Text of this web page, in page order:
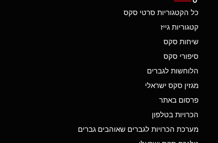
כל הקטגוריות סרטי סקס
קטגוריות גייז
שיחות סקס
סיפורי סקס
הלוחשות לגברים
מגזין סקס ישראלי
פרסום באתר
הכרויות בטלפון
מערכת הכרויות לגברים שאוהבים גברים